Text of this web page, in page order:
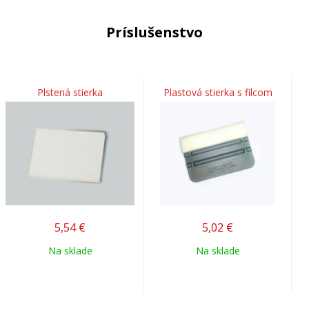
Príslušenstvo
Plstená stierka
5,54 €
Na sklade
Plastová stierka s filcom
5,02 €
Na sklade